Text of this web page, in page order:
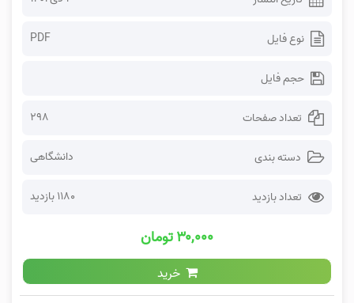
نوع فایل PDF
حجم فایل
تعداد صفحات 298
دسته بندی دانشگاهی
تعداد بازدید 1180 بازدید
۳۰,۰۰۰ تومان
خرید